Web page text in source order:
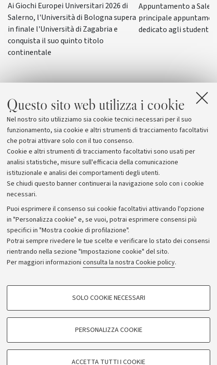
Questo sito web utilizza i cookie
Nel nostro sito utilizziamo sia cookie tecnici necessari per il suo
funzionamento, sia cookie e altri strumenti di tracciamento facoltativi
che potrai attivare solo con il tuo consenso.
Cookie e altri strumenti di tracciamento facoltativi sono usati per
analisi statistiche, misure sull'efficacia della comunicazione
istituzionale e analisi dei comportamenti degli utenti.
Se chiudi questo banner continuerai la navigazione solo con i cookie
necessari.
Puoi esprimere il consenso sui cookie facoltativi attivando l'opzione
in "Personalizza cookie" e, se vuoi, potrai esprimere consensi più
specifici in "Mostra cookie di profilazione".
Potrai sempre rivedere le tue scelte e verificare lo stato dei consensi
rientrando nella sezione "Impostazione cookie" del sito.
Per maggiori informazioni consulta la nostra Cookie policy.
COOKIE DI PROFILAZIONE - FACOLTATIVI
COOKIE TECNICI - NECESSARI
SOLO COOKIE NECESSARI
PERSONALIZZA COOKIE
ACCETTA TUTTI I COOKIE
Ai Giochi Europei Universitari 2026 di
Salerno, l'Università di Bologna supera
in finale l'Università di Zagabria e
conquista il suo quinto titolo
continentale
Appuntamento a
principale
dedicato agli
Archivio
Comunicati stampa
Redazione
Rassegna stampa
© Copyright 2026 - ALMA MATER STUDIORUM - Università di
Bologna - Via Zamboni, 33 - 40126 Bologna - PI: 01131710376 -
CF: 80007010376